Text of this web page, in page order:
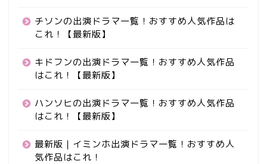
チソンの出演ドラマ一覧！おすすめ人気作品は
これ！【最新版】
キドフンの出演ドラマ一覧！おすすめ人気作品
はこれ！【最新版】
ハンソヒの出演ドラマ一覧！おすすめ人気作品
はこれ！【最新版】
最新版｜イミンホ出演ドラマ一覧！おすすめ人
気作品はこれ！